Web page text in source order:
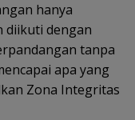
hanya
diikuti dengan
tanpa
apa yang
Zona Integritas